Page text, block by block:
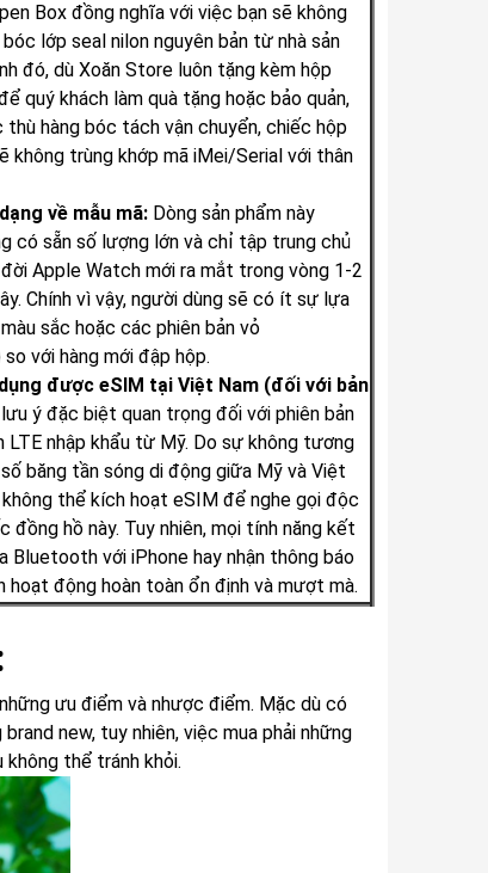
Box đồng nghĩa với việc bạn sẽ không
lớp seal nilon nguyên bản từ nhà sản
đó, dù Xoăn Store luôn tặng kèm hộp
quý khách làm quà tặng hoặc bảo quản,
thù hàng bóc tách vận chuyển, chiếc hộp
không trùng khớp mã iMei/Serial với thân
về mẫu mã: Dòng sản phẩm này
có sẵn số lượng lớn và chỉ tập trung chủ
Apple Watch mới ra mắt trong vòng 1-2
Chính vì vậy, người dùng sẽ có ít sự lựa
sắc hoặc các phiên bản vỏ
với hàng mới đập hộp.
được eSIM tại Việt Nam (đối với bản
ý đặc biệt quan trọng đối với phiên bản
LTE nhập khẩu từ Mỹ. Do sự không tương
băng tần sóng di động giữa Mỹ và Việt
không thể kích hoạt eSIM để nghe gọi độc
đồng hồ này. Tuy nhiên, mọi tính năng kết
Bluetooth với iPhone hay nhận thông báo
hoạt động hoàn toàn ổn định và mượt mà.
ưu điểm và nhược điểm. Mặc dù có
new, tuy nhiên, việc mua phải những
thể tránh khỏi.